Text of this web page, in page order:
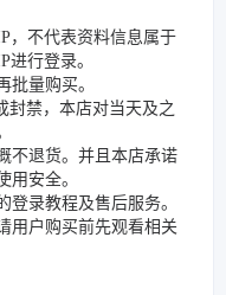
，不代表资料信息属于
行登录。
批量购买。
封禁，本店对当天及之
不退货。并且本店承诺
用安全。
登录教程及售后服务。
用户购买前先观看相关